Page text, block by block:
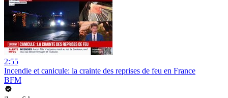
2:55
Incendie et canicule: la crainte des reprises de feu en France
BFM